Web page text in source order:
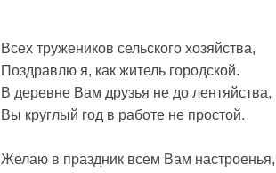
Всех тружеников сельского хозяйства,
Поздравлю я, как житель городской.
В деревне Вам друзья не до лентяйства,
Вы круглый год в работе не простой.
Желаю в праздник всем Вам настроенья,